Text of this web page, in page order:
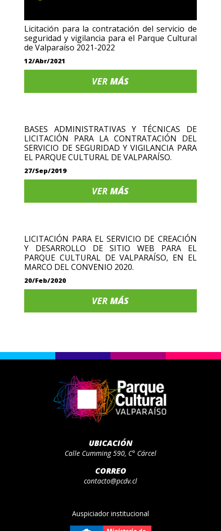
Licitación para la contratación del servicio de
seguridad y vigilancia para el Parque Cultural
de Valparaíso 2021-2022
12/Abr/2021
VERMÁS
BASES ADMINISTRATIVAS Y TÉCNICAS DE
LICITACIÓN PARA LA CONTRATACIÓN DEL
SERVICIO DE SEGURIDAD Y VIGILANCIA PARA
EL PARQUE CULTURAL DE VALPARAÍSO.
27/Sep/2019
VERMÁS
LICITACIÓN PARA EL SERVICIO DE CREACIÓN
Y DESARROLLO DE SITIO WEB PARA EL
PARQUE CULTURAL DE VALPARAÍSO, EN EL
MARCO DEL CONVENIO 2020.
20/Feb/2020
VERMÁS
UBICACIÓN
Calle Cumming 590, C° Cárcel
CORREO
contacto@pcdv.cl
Auspiciador institucional